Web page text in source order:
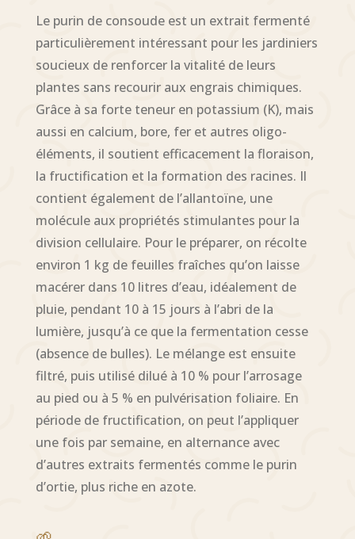
Le purin de consoude est un extrait fermenté
particulièrement intéressant pour les jardiniers
soucieux de renforcer la vitalité de leurs
plantes sans recourir aux engrais chimiques.
Grâce à sa forte teneur en potassium (K), mais
aussi en calcium, bore, fer et autres oligo-
éléments, il soutient efficacement la floraison,
la fructification et la formation des racines. Il
contient également de l’allantoïne, une
molécule aux propriétés stimulantes pour la
division cellulaire. Pour le préparer, on récolte
environ 1 kg de feuilles fraîches qu’on laisse
macérer dans 10 litres d’eau, idéalement de
pluie, pendant 10 à 15 jours à l’abri de la
lumière, jusqu’à ce que la fermentation cesse
(absence de bulles). Le mélange est ensuite
filtré, puis utilisé dilué à 10 % pour l’arrosage
au pied ou à 5 % en pulvérisation foliaire. En
période de fructification, on peut l’appliquer
une fois par semaine, en alternance avec
d’autres extraits fermentés comme le purin
d’ortie, plus riche en azote.